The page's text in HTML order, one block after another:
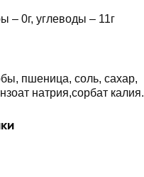
– 0г, углеводы – 11г
пшеница, соль, сахар,
натрия,сорбат калия.